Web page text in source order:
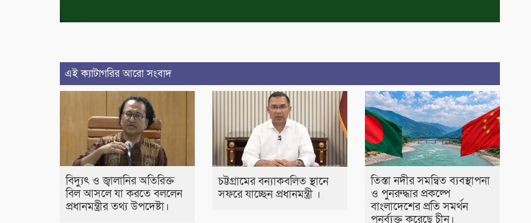
এই ক্যাটাগরির আরো সংবাদ
বিদ্যুৎ ও জ্বালানির অতিরিক্ত
বিল আসলে যা করতে বললেন
প্রধানমন্ত্রীর তথ্য উপদেষ্টা।
চট্টগ্রামের বন্যাকবলিত স্থানে
সফরে যাচ্ছেন প্রধানমন্ত্রী ।
তিস্তা নদীর সমন্বিত ব্যবস্থাপনা
ও পুনরুদ্ধার প্রকল্পে
বাংলাদেশের প্রতি সমর্থন
পুনর্ব্যক্ত করেছে চীন।